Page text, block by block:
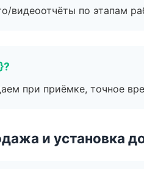
видеоотчёты по этапам
при приёмке, точное
и установка